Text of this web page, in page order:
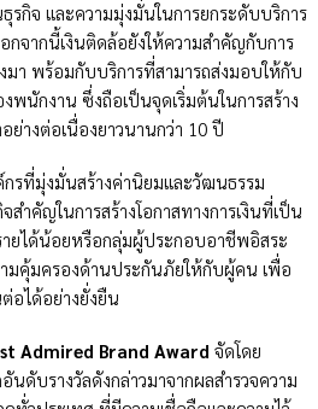
รกิจ และความมุ่งมั่นในการยกระดับบริการ
จากนี้เงินติดล้อยังให้ความสำคัญกับการ
มา พร้อมกับบริการที่สามารถส่งมอบให้กับ
พนักงาน ซึ่งถือเป็นจุดเริ่มต้นในการสร้าง
ย่างต่อเนื่องยาวนานกว่า 10 ปี
รที่มุ่งมั่นสร้างค่านิยมและวัฒนธรรม
สำคัญในการสร้างโอกาสทางการเงินที่เป็น
ายได้น้อยหรือกลุ่มผู้ประกอบอาชีพอิสระ
ามคุ้มครองด้านประกันภัยให้กับผู้คน เพื่อ
อได้อย่างยั่งยืน
Admired Brand Award จัดโดย
นดับรางวัลดังกล่าวมาจากผลสำรวจความ